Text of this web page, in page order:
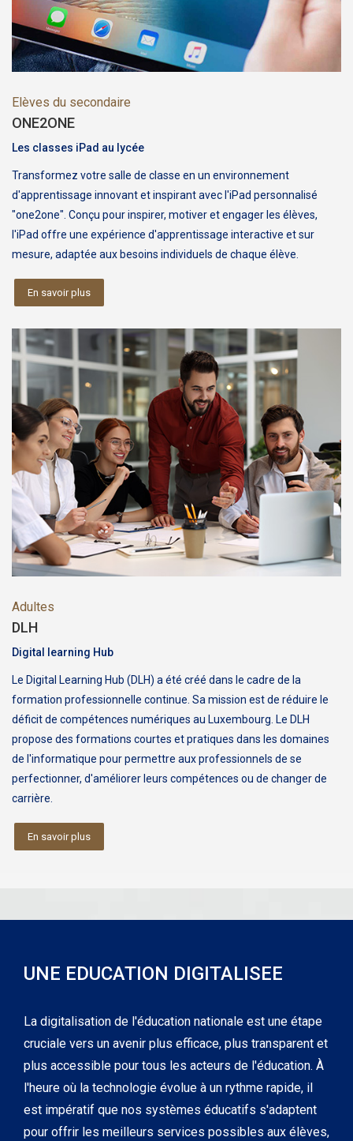
Elèves du secondaire
ONE2ONE
Les classes iPad au lycée
Transformez votre salle de classe en un environnement
d'apprentissage innovant et inspirant avec l'iPad personnalisé
"one2one". Conçu pour inspirer, motiver et engager les élèves,
l'iPad offre une expérience d'apprentissage interactive et sur
mesure, adaptée aux besoins individuels de chaque élève.
En savoir plus
Adultes
DLH
Digital learning Hub
Le Digital Learning Hub (DLH) a été créé dans le cadre de la
formation professionnelle continue. Sa mission est de réduire le
déficit de compétences numériques au Luxembourg. Le DLH
propose des formations courtes et pratiques dans les domaines
de l'informatique pour permettre aux professionnels de se
perfectionner, d'améliorer leurs compétences ou de changer de
carrière.
En savoir plus
UNE EDUCATION DIGITALISEE
La digitalisation de l'éducation nationale est une étape
cruciale vers un avenir plus efficace, plus transparent et
plus accessible pour tous les acteurs de l'éducation. À
l'heure où la technologie évolue à un rythme rapide, il
est impératif que nos systèmes éducatifs s'adaptent
pour offrir les meilleurs services possibles aux élèves,